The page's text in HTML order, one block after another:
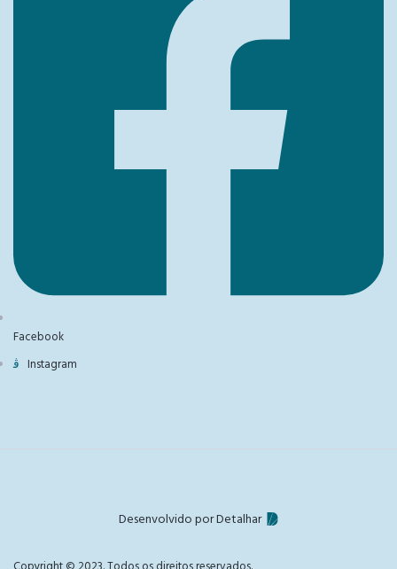
Facebook
Instagram
Desenvolvido por Detalhar